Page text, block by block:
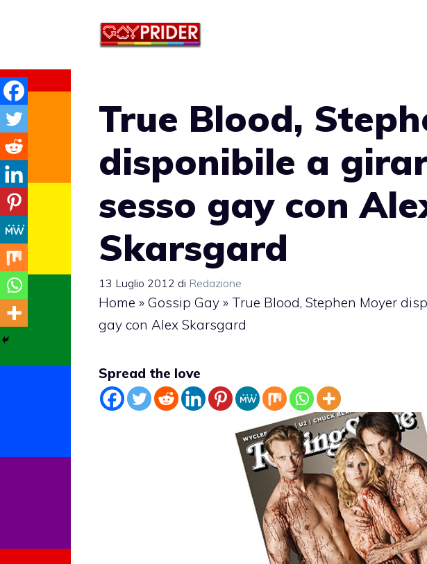
True Blood,
disponibile a
sesso gay con
Skarsgard
13 Luglio 2012 di Redazione
Home » Gossip Gay » True Blood, Stephen Moyer
gay con Alex Skarsgard
Spread the love